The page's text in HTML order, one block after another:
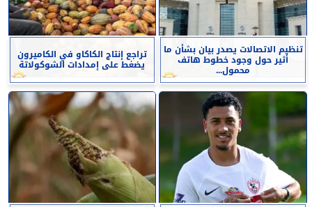
تنظيم الاتصالات يصدر بيان بشأن ما
أثير حول وجود خطوط هاتف
محمول...
تراجع إنتاج الكاكاو في الكاميرون
يضغط على إمدادات الشوكولاتة